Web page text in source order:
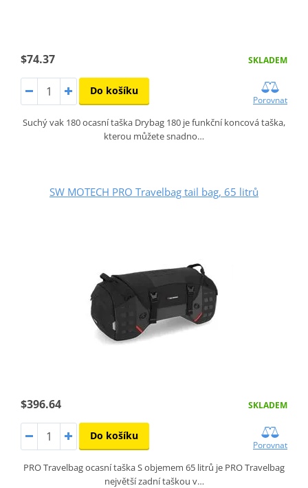
$74.37 SKLADEM
Do košíku
Porovnat
Suchý vak 180 ocasní taška Drybag 180 je funkční koncová taška,
kterou můžete snadno…
SW MOTECH PRO Travelbag tail bag, 65 litrů
$396.64 SKLADEM
Do košíku
Porovnat
PRO Travelbag ocasní taška S objemem 65 litrů je PRO Travelbag
největší zadní taškou v…